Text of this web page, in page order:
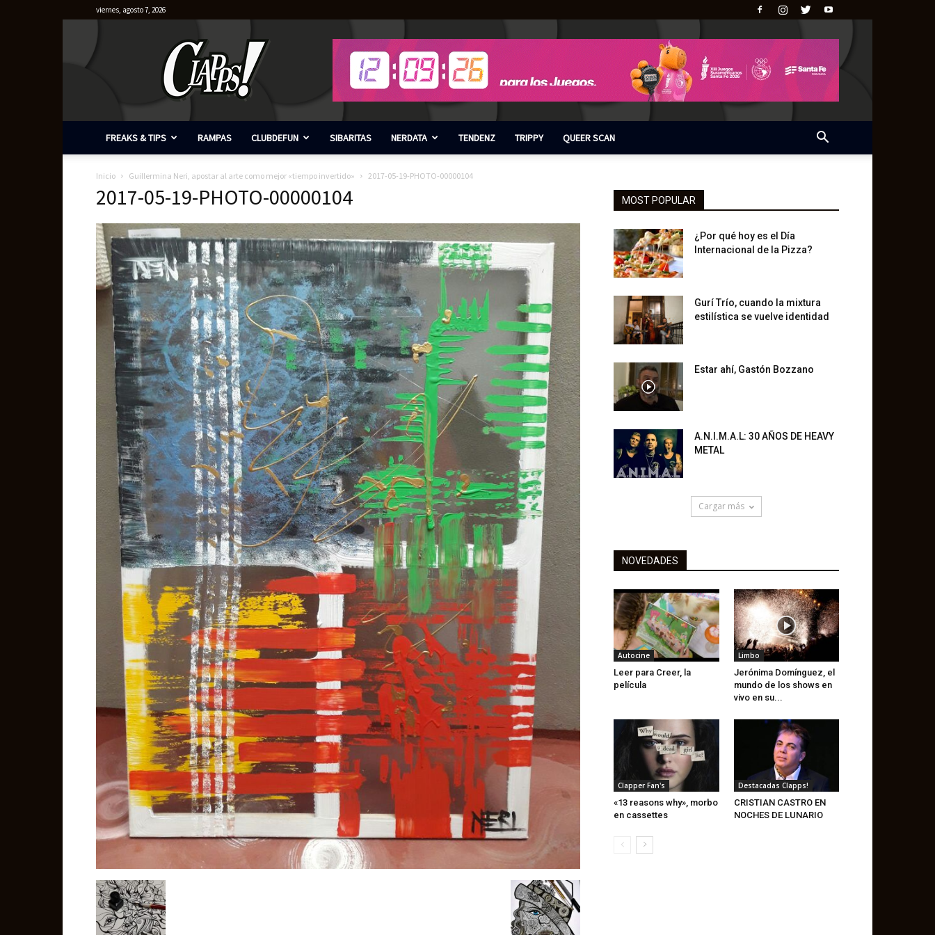
viernes, agosto 7, 2026
FREAKS & TIPS RAMPAS CLUBDEFUN SIBARITAS NERDATA TENDENZ TRIPPY QUEER SCAN
Inicio Guillermina Neri, apostar al arte como mejor «tiempo invertido» 2017-05-19-PHOTO-00000104
2017-05-19-PHOTO-00000104 MOST POPULAR
¿Por qué hoy es el Día
Internacional de la Pizza?
Gurí Trío, cuando la mixtura
estilística se vuelve identidad
Estar ahí, Gastón Bozzano
A.N.I.M.A.L: 30 AÑOS DE HEAVY
METAL
Cargar más
NOVEDADES
Autocine
Leer para Creer, la
película
Limbo
Jerónima Domínguez, el
mundo de los shows en
vivo en su...
Clapper Fan's
«13 reasons why», morbo
en cassettes
Destacadas Clapps!
CRISTIAN CASTRO EN
NOCHES DE LUNARIO